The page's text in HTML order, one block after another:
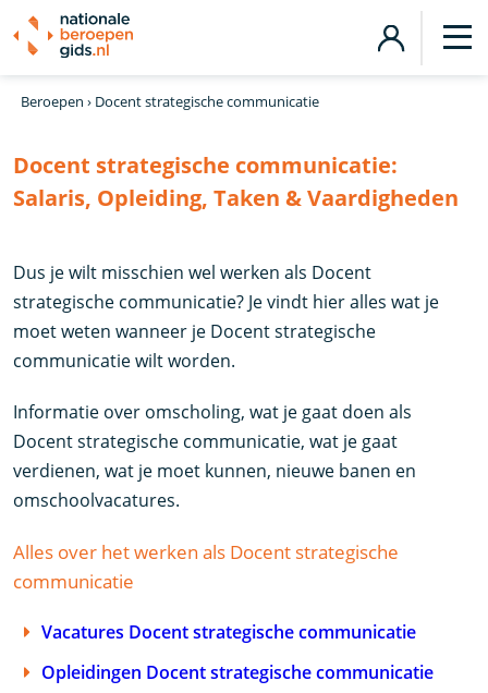
Beroepen › Docent strategische communicatie
Docent strategische communicatie:
Salaris, Opleiding, Taken & Vaardigheden
Dus je wilt misschien wel werken als Docent
strategische communicatie? Je vindt hier alles wat je
moet weten wanneer je Docent strategische
communicatie wilt worden.
Informatie over omscholing, wat je gaat doen als
Docent strategische communicatie, wat je gaat
verdienen, wat je moet kunnen, nieuwe banen en
omschoolvacatures.
Alles over het werken als Docent strategische
communicatie
Vacatures Docent strategische communicatie
Opleidingen Docent strategische communicatie